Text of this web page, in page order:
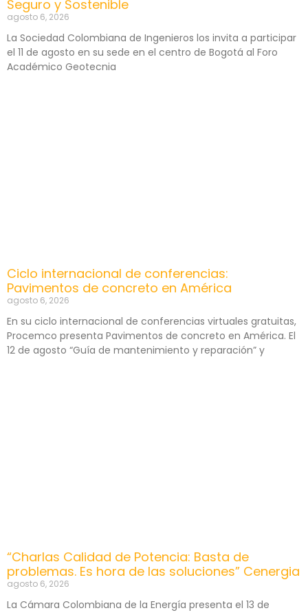
Seguro y Sostenible
agosto 6, 2026
La Sociedad Colombiana de Ingenieros los invita a participar
el 11 de agosto en su sede en el centro de Bogotá al Foro
Académico Geotecnia
Ciclo internacional de conferencias:
Pavimentos de concreto en América
agosto 6, 2026
En su ciclo internacional de conferencias virtuales gratuitas,
Procemco presenta Pavimentos de concreto en América. El
12 de agosto “Guía de mantenimiento y reparación” y
“Charlas Calidad de Potencia: Basta de
problemas. Es hora de las soluciones” Cenergia
agosto 6, 2026
La Cámara Colombiana de la Energía presenta el 13 de